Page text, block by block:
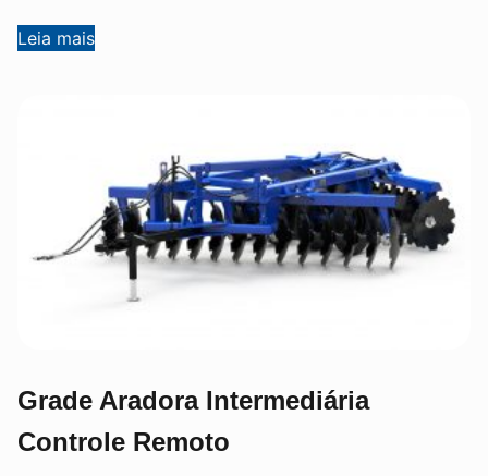
Leia mais
Grade Aradora Intermediária
Controle Remoto